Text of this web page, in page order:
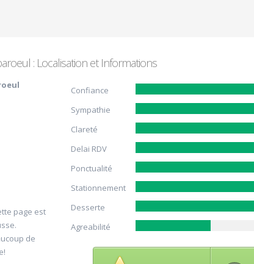
: Localisation et Informations
page est
de
Confiance
Sympathie
Clareté
Delai RDV
Ponctualité
Stationnement
Desserte
Agreabilité
30
Avis sur